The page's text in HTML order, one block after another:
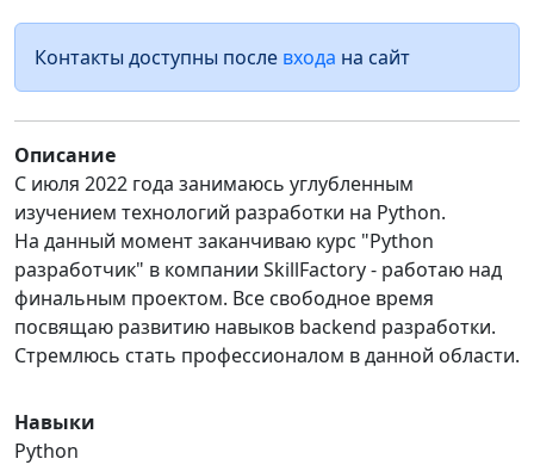
Контакты доступны после входа на сайт
Описание
С июля 2022 года занимаюсь углубленным
изучением технологий разработки на Python.
На данный момент заканчиваю курс "Python
разработчик" в компании SkillFactory - работаю над
финальным проектом. Все свободное время
посвящаю развитию навыков backend разработки.
Стремлюсь стать профессионалом в данной области.
Навыки
Python